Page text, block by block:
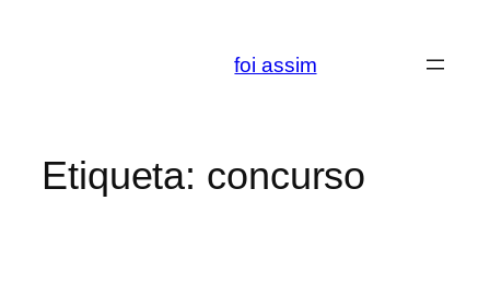
foi assim
Etiqueta: concurso